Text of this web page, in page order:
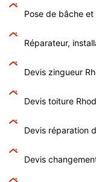
Pose de bâche
Réparateur,
Devis zingueur
Devis toiture
Devis réparation
Devis